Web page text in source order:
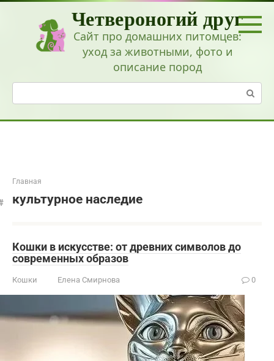
Перейти
Четвероногий друг
Сайт про домашних питомцев:
уход за животными, фото и
описание пород
Поиск:
Главная
культурное наследие
Кошки в искусстве: от древних символов до
современных образов
Кошки Елена Смирнова 0